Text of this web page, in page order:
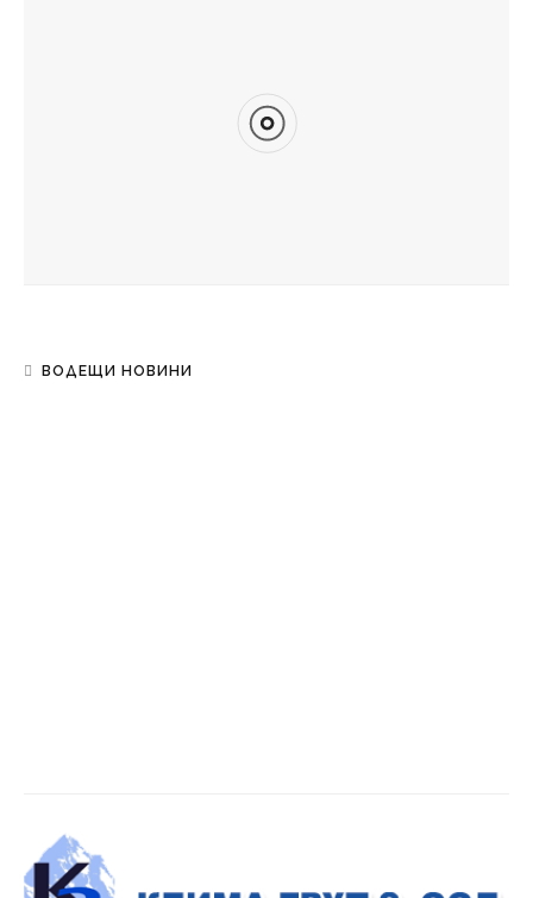
НОИ вече ще превежда обезщетения и по сметки в
Община Сливен решава 50-годишен проблем с
ВОДЕЩИ НОВИНИ